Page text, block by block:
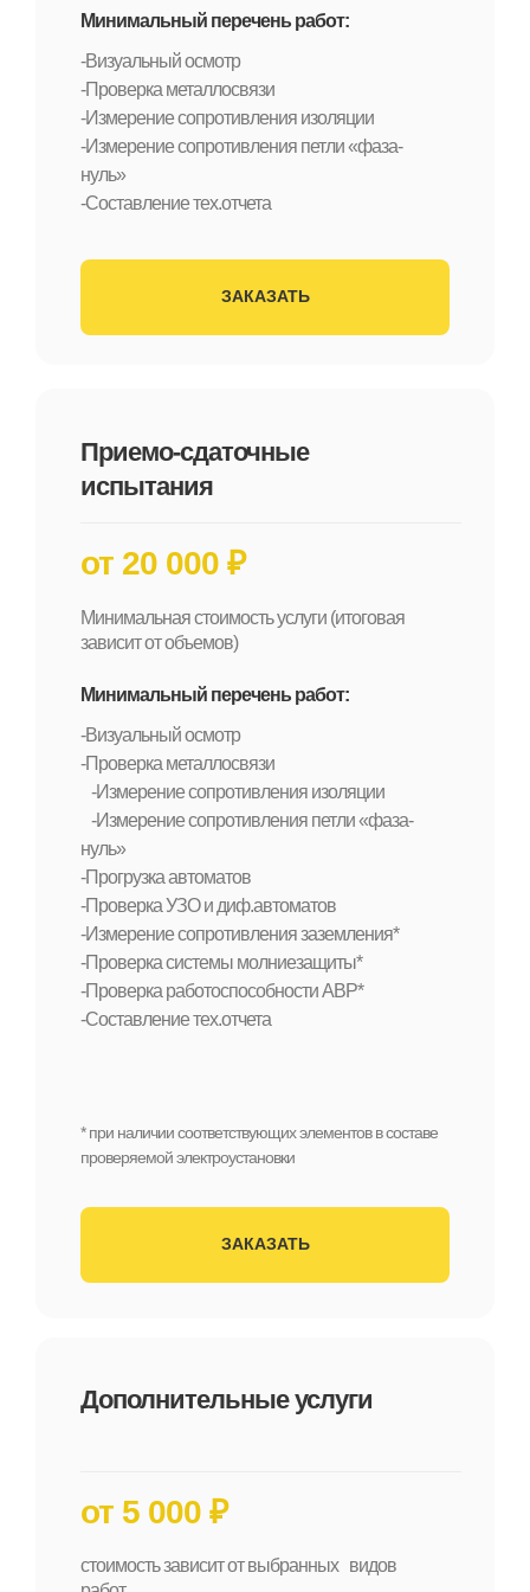
стоимость зависит от выбранных видов
от 5 000 ₽
Дополнительные услуги
Минимальный перечень работ:
* при наличии соответствующих элементов в составе
проверяемой электроустановки
-Визуальный осмотр
-Проверка металлосвязи
-Измерение сопротивления изоляции
-Измерение сопротивления петли «фаза-
нуль»
-Прогрузка автоматов
-Проверка УЗО и диф.автоматов
-Измерение сопротивления заземления*
-Проверка системы молниезащиты*
-Проверка работоспособности АВР*
-Составление тех.отчета
Минимальная стоимость услуги (итоговая
зависит от объемов)
от 20 000 ₽
Приемо-сдаточные
испытания
ЗАКАЗАТЬ
Минимальный перечень работ:
-Визуальный осмотр
-Проверка металлосвязи
-Измерение сопротивления изоляции
-Измерение сопротивления петли «фаза-
нуль»
-Составление тех.отчета
ЗАКАЗАТЬ